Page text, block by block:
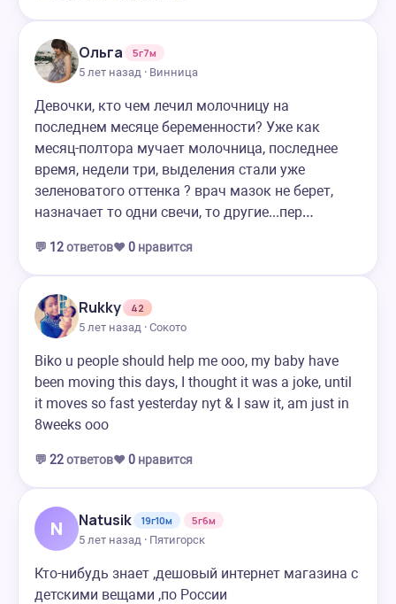
Ольга
5г7м
5 лет назад · Винница
Девочки, кто чем лечил молочницу на
последнем месяце беременности? Уже как
месяц-полтора мучает молочница, последнее
время, недели три, выделения стали уже
зеленоватого оттенка ? врач мазок не берет,
назначает то одни свечи, то другие...пер…
💬 12ответов❤️ 0 нравится
Rukky
42
5 лет назад · Сокото
Biko u people should help me ooo, my baby have
been moving this days, I thought it was a joke, until
it moves so fast yesterday nyt & I saw it, am just in
8weeks ooo
💬 22ответов❤️ 0 нравится
N Natusik 19г10м
5г6м
5 лет назад · Пятигорск
Кто-нибудь знает ,дешовый интернет магазина с
детскими вещами ,по России